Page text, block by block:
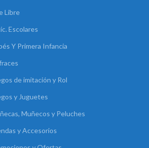
Libre
Escolares
Y Primera Infancia
de imitación y Rol
y Juguetes
Muñecos y Peluches
y Accesorios